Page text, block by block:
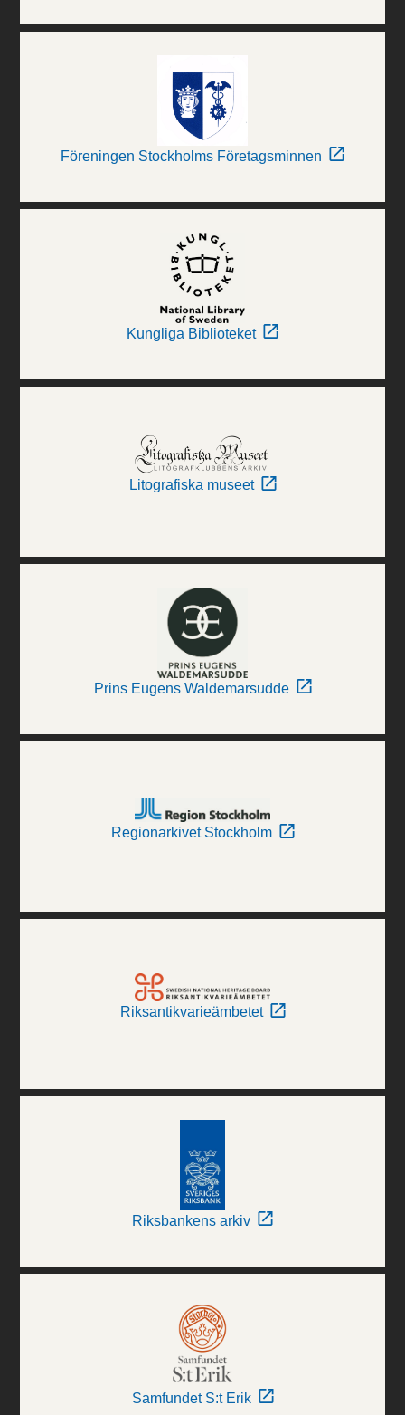
Föreningen Stockholms Företagsminnen
Kungliga Biblioteket
Litografiska museet
Prins Eugens Waldemarsudde
Regionarkivet Stockholm
Riksantikvarieämbetet
Riksbankens arkiv
Samfundet S:t Erik